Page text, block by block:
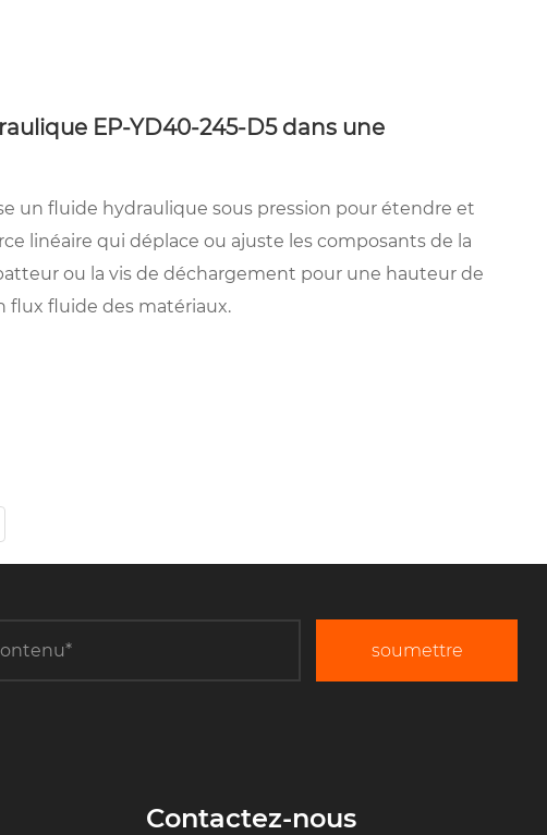
EP-YD40-245-D5 dans une
un fluide hydraulique sous pression pour étendre et
linéaire qui déplace ou ajuste les composants de la
ou la vis de déchargement pour une hauteur de
flux fluide des matériaux.
soumettre
Contactez-nous